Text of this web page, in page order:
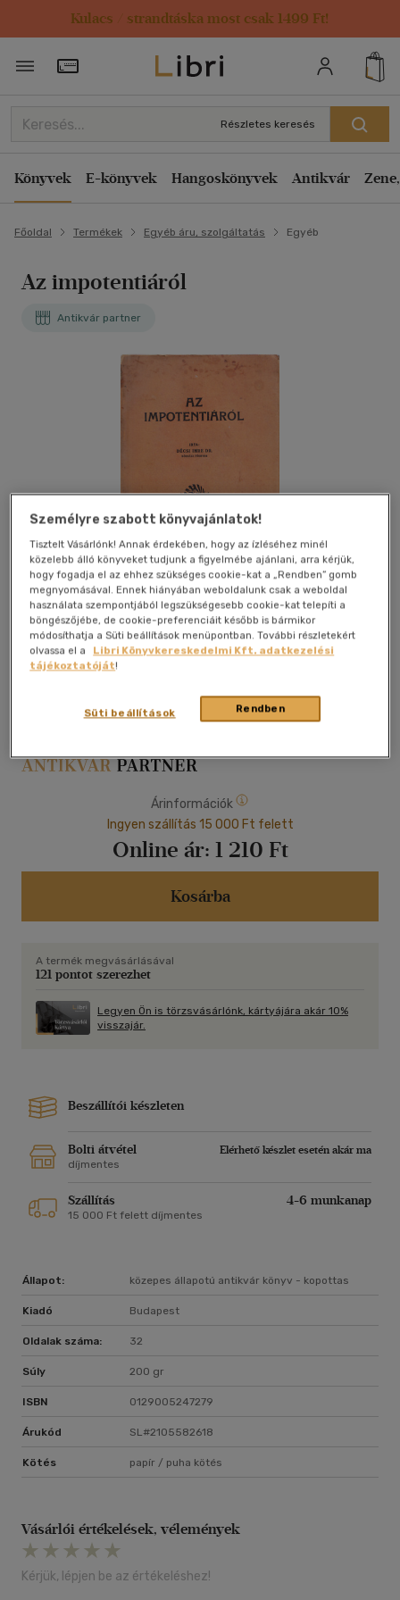
Kulacs / strandtáska most csak 1499 Ft!
Törzsvásárlói Kártya adatai
Részletes keresés
Könyvek E-könyvek Hangoskönyvek Antikvár
Főoldal Termékek Egyéb áru, szolgáltatás Egyéb
Az impotentiáról
Antikvár partner
Kívánságlistához adom Megosztom
|32 oldal
Árinformációk
Ingyen szállítás 15 000 Ft felett
Online ár: 1 210 Ft
Kosárba
A termék megvásárlásával
121 pontot szerezhet
Legyen Ön is törzsvásárlónk, kártyájára akár 10%
visszajár.
Beszállítói készleten
Bolti átvétel
Elérhető készlet esetén akár ma
díjmentes
Szállítás 4-6 munkanap
15 000 Ft felett díjmentes
Állapot: közepes állapotú antikvár könyv - kopottas
Kiadó Budapest
Oldalak száma: 32
Súly 200 gr
ISBN 0129005247279
Árukód SL#2105582618
Kötés papír / puha kötés
Vásárlói értékelések, vélemények
Kérjük, lépjen be az értékeléshez!
Személyre szabott könyvajánlatok!
Tisztelt Vásárlónk! Annak érdekében, hogy az ízléséhez minél
közelebb álló könyveket tudjunk a figyelmébe ajánlani, arra kérjük,
hogy fogadja el az ehhez szükséges cookie-kat a „Rendben” gomb
megnyomásával. Ennek hiányában weboldalunk csak a weboldal
használata szempontjából legszükségesebb cookie-kat telepíti a
böngészőjébe, de cookie-preferenciáit később is bármikor
módosíthatja a Süti beállítások menüpontban. További részletekért
olvassa el a
Libri Könyvkereskedelmi Kft. adatkezelési
tájékoztatóját!
Rendben
Süti beállítások